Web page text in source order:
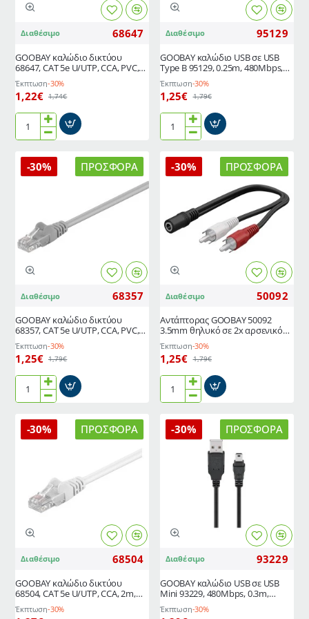
πορτοκαλί πράσινο
Διαθέσιμο 68647
GΟOBAY καλώδιο δικτύου
68647, CAT 5e U/UTP, CCA, PVC,
2m, μαύρο
Έκπτωση-30%
1,22€ 1,74€
GΟOBAY
δικτύου
68647,
CCA,
PVC,
2m,
μαύρο
Διαθέσιμο 95129
GOOBAY καλώδιο USB σε USB
Type B 95129, 0.25m, 480Mbps,
μαύρο
Έκπτωση-30%
1,25€ 1,79€
GOOBAY
USB
σε
95129,
μαύρο
ΠΡΟΣΦΟΡΆ
-30%
Διαθέσιμο 68357
GΟOBAY καλώδιο δικτύου
68357, CAT 5e U/UTP, CCA, PVC,
2m, γκρι
Έκπτωση-30%
1,25€ 1,79€
GΟOBAY
δικτύου
68357,
PVC,
γκρι
ΠΡΟΣΦΟΡΆ
-30%
Διαθέσιμο 50092
Αντάπτορας GOOBAY 50092
3.5mm θηλυκό σε 2x αρσενικό
RCA 0.2m
Έκπτωση-30%
1,25€ 1,79€
Αντάπτορας
50092
3.5mm
ΠΡΟΣΦΟΡΆ
-30%
Διαθέσιμο 68504
GOOBAY καλώδιο δικτύου
68504, CAT 5e U/UTP, CCA, 2m,
λευκό
Έκπτωση-30%
ΠΡΟΣΦΟΡΆ
-30%
Διαθέσιμο 93229
GOOBAY καλώδιο USB σε USB
Mini 93229, 480Mbps, 0.3m,
μαύρο
Έκπτωση-30%